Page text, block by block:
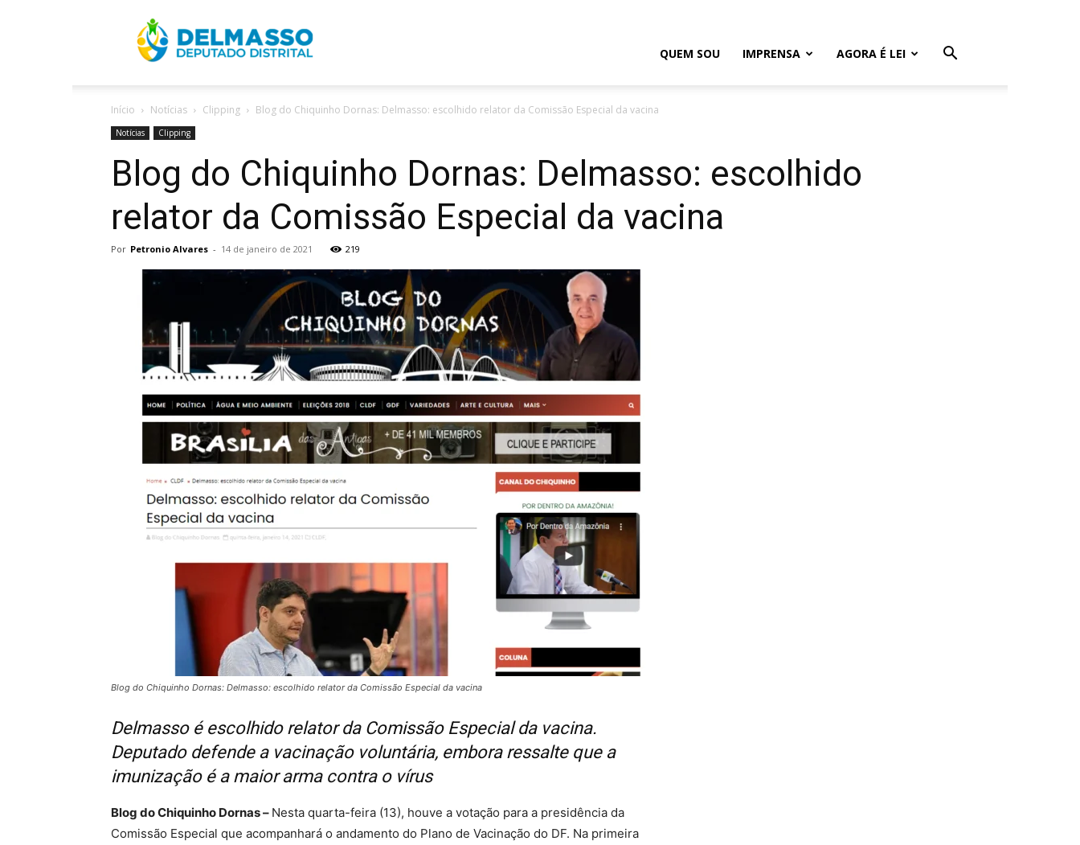
QUEM SOU IMPRENSA AGORA É LEI
Início Notícias Clipping Blog do Chiquinho Dornas: Delmasso: escolhido relator da Comissão Especial da vacina
Notícias Clipping
Blog do Chiquinho Dornas: Delmasso: escolhido
relator da Comissão Especial da vacina
Por Petronio Alvares - 14 de janeiro de 2021 219
Blog do Chiquinho Dornas: Delmasso: escolhido relator da Comissão Especial da vacina
Delmasso é escolhido relator da Comissão Especial da vacina.
Deputado defende a vacinação voluntária, embora ressalte que a
imunização é a maior arma contra o vírus
Blog do Chiquinho Dornas – Nesta quarta-feira (13), houve a votação para a presidência da
Comissão Especial que acompanhará o andamento do Plano de Vacinação do DF. Na primeira